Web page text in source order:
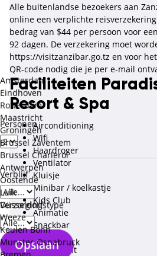
Personen
Verblijf
Verzorgingstype
Opslaan
Amsterdam
Eindhoven
Rotterdam
Maastricht
Groningen
Brussel Zaventem
Brussel Charleroi
Antwerpen
Oostende
Luik
Düsseldorf
Weeze
Keulen Bonn
Munster-Osnabruck
Alle buitenlandse bezoekers aan
online een verplichte
bedrag van $44 per persoon voor
92 dagen. De verzekering moet
https://visitzanzibar.go.tz en voor
QR-code nodig die je per e-mail
Faciliteiten
Resort & Spa
Airconditioning
Wifi
Haardroger
Ventilator
Kluisje
Minibar / koelkastje
Kids Club
Animatie
Snackbar
Bar
Restaurant